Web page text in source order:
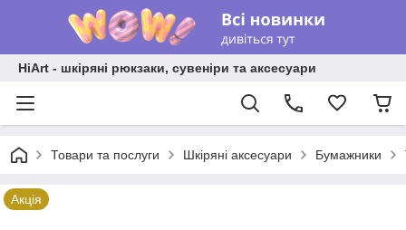
HiArt - шкіряні рюкзаки, сувеніри та аксесуари
Товари та послуги Шкіряні аксесуари Бумажники
Акція